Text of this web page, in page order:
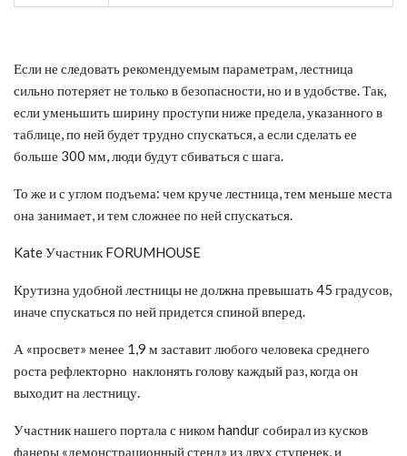
Если не следовать рекомендуемым параметрам, лестница
сильно потеряет не только в безопасности, но и в удобстве. Так,
если уменьшить ширину проступи ниже предела, указанного в
таблице, по ней будет трудно спускаться, а если сделать ее
больше 300 мм, люди будут сбиваться с шага.
То же и с углом подъема: чем круче лестница, тем меньше места
она занимает, и тем сложнее по ней спускаться.
Kate Участник FORUMHOUSE
Крутизна удобной лестницы не должна превышать 45 градусов,
иначе спускаться по ней придется спиной вперед.
А «просвет» менее 1,9 м заставит любого человека среднего
роста рефлекторно наклонять голову каждый раз, когда он
выходит на лестницу.
Участник нашего портала с ником handur собирал из кусков
фанеры «демонстрационный стенд» из двух ступенек, и